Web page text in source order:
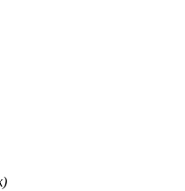
elastyczne zainteresowania